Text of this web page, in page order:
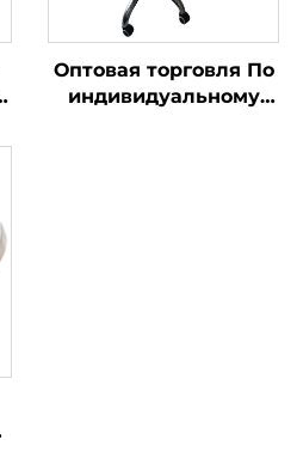
Оптовая торговля По
индивидуальному